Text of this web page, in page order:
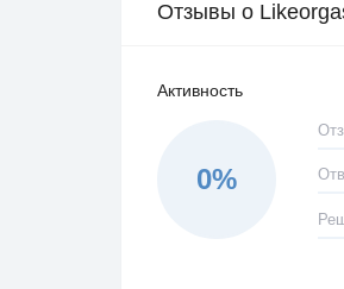
Отзывы о
Активность
0%